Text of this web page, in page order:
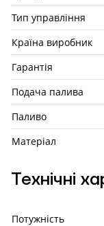
Тип управління
Країна виробник
Гарантія
Подача палива
Паливо
Матеріал
Технічні
Потужність